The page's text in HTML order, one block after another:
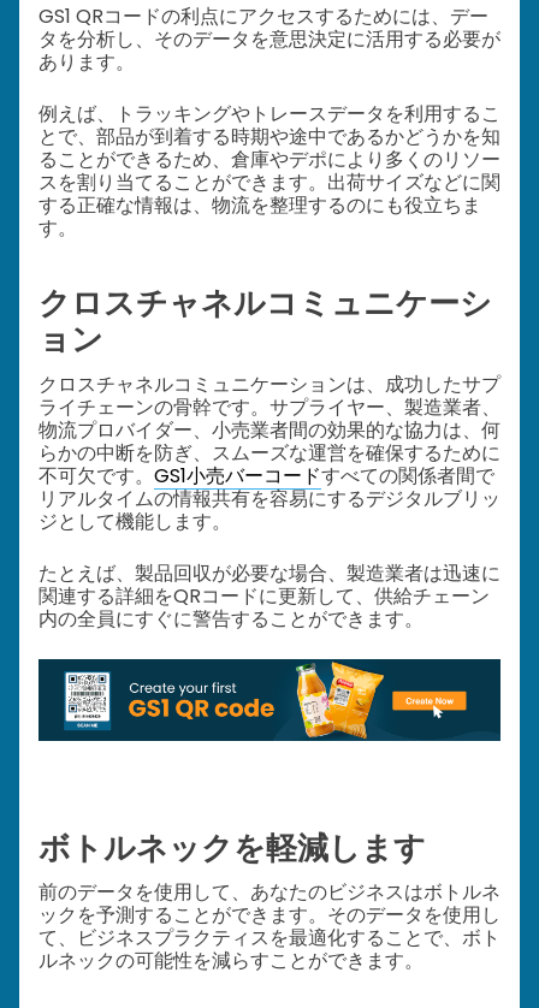
GS1 QRコードの利点にアクセスするためには、デー
タを分析し、そのデータを意思決定に活用する必要が
あります。
例えば、トラッキングやトレースデータを利用するこ
とで、部品が到着する時期や途中であるかどうかを知
ることができるため、倉庫やデポにより多くのリソー
スを割り当てることができます。出荷サイズなどに関
する正確な情報は、物流を整理するのにも役立ちま
す。
クロスチャネルコミュニケーシ
ョン
クロスチャネルコミュニケーションは、成功したサプ
ライチェーンの骨幹です。サプライヤー、製造業者、
物流プロバイダー、小売業者間の効果的な協力は、何
らかの中断を防ぎ、スムーズな運営を確保するために
不可欠です。 GS1小売バーコードすべての関係者間で
リアルタイムの情報共有を容易にするデジタルブリッ
ジとして機能します。
たとえば、製品回収が必要な場合、製造業者は迅速に
関連する詳細をQRコードに更新して、供給チェーン
内の全員にすぐに警告することができます。
ボトルネックを軽減します
前のデータを使用して、あなたのビジネスはボトルネ
ックを予測することができます。そのデータを使用し
て、ビジネスプラクティスを最適化することで、ボト
ルネックの可能性を減らすことができます。